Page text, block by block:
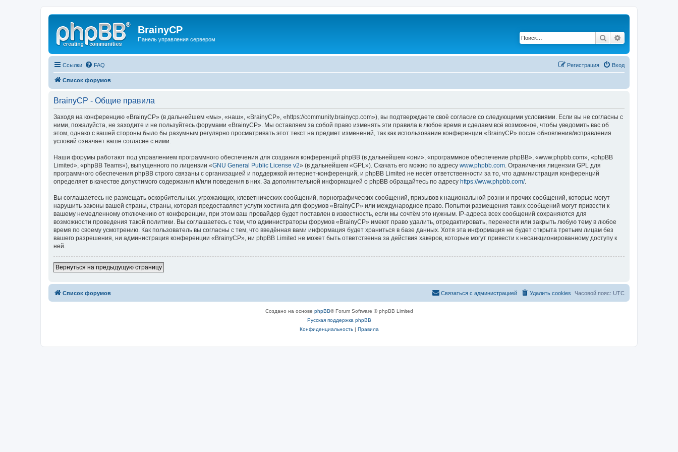
BrainyCP
Панель управления сервером Поиск
Ссылки FAQ Вход
Регистрация
Список форумов
BrainyCP - Общие правила
Заходя на конференцию «BrainyCP» (в дальнейшем «мы», «наш», «BrainyCP», «https://community.brainycp.com»), вы подтверждаете своё согласие со следующими условиями. Если вы не согласны с
ними, пожалуйста, не заходите и не пользуйтесь форумами «BrainyCP». Мы оставляем за собой право изменять эти правила в любое время и сделаем всё возможное, чтобы уведомить вас об
этом, однако с вашей стороны было бы разумным регулярно просматривать этот текст на предмет изменений, так как использование конференции «BrainyCP» после обновления/исправления
условий означает ваше согласие с ними.
Наши форумы работают под управлением программного обеспечения для создания конференций phpBB (в дальнейшем «они», «программное обеспечение phpBB», «www.phpbb.com», «phpBB
Limited», «phpBB Teams»), выпущенного по лицензии «GNU General Public License v2» (в дальнейшем «GPL»). Скачать его можно по адресу www.phpbb.com . Ограничения лицензии GPL для
программного обеспечения phpBB строго связаны с организацией и поддержкой интернет-конференций, и phpBB Limited не несёт ответственности за то, что администрация конференций
определяет в качестве допустимого содержания и/или поведения в них. За дополнительной информацией о phpBB обращайтесь по адресу https://www.phpbb.com/.
Вы соглашаетесь не размещать оскорбительных, угрожающих, клеветнических сообщений, порнографических сообщений, призывов к национальной розни и прочих сообщений, которые могут
нарушить законы вашей страны, страны, которая предоставляет услуги хостинга для форумов «BrainyCP» или международное право. Попытки размещения таких сообщений могут привести к
вашему немедленному отключению от конференции, при этом ваш провайдер будет поставлен в известность, если мы сочтём это нужным. IP-адреса всех сообщений сохраняются для
возможности проведения такой политики. Вы соглашаетесь с тем, что администраторы форумов «BrainyCP» имеют право удалить, отредактировать, перенести или закрыть любую тему в любое
время по своему усмотрению. Как пользователь вы согласны с тем, что введённая вами информация будет храниться в базе данных. Хотя эта информация не будет открыта третьим лицам без
вашего разрешения, ни администрация конференции «BrainyCP», ни phpBB Limited не может быть ответственна за действия хакеров, которые могут привести к несанкционированному доступу к
ней.
Вернуться на предыдущую страницу
Список форумов Часовой пояс: UTC
Удалить cookies
Связаться с администрацией
Создано на основе phpBB® Forum Software © phpBB Limited
Русская поддержка phpBB
Конфиденциальность| Правила